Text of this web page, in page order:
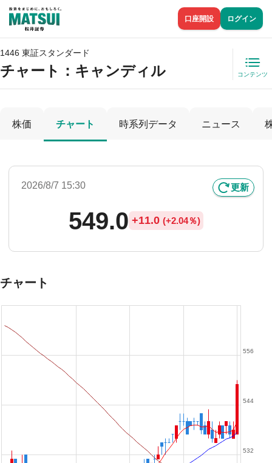
口座開設 ログイン
1446 東証スタンダード
チャート： キャンディル コンテンツ
株価 チャート 時系列データ ニュース
2026/8/7 15:30 更新
549.0 +11.0 (+2.04％)
チャート
532
544
556